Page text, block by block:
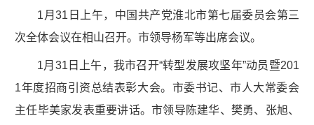
1月31日上午，中国共产党淮北市第七届委员会第三
次全体会议在相山召开。市领导杨军等出席会议。
1月31日上午，我市召开“转型发展攻坚年”动员暨201
1年度招商引资总结表彰大会。市委书记、市人大常委会
主任毕美家发表重要讲话。市领导陈建华、樊勇、张旭、